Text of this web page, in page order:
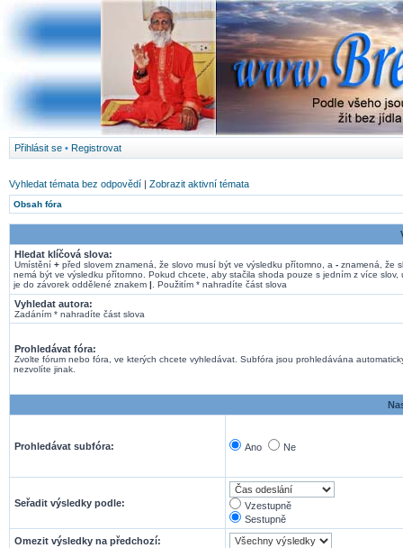
Přihlásit se • Registrovat
Vyhledat témata bez odpovědí | Zobrazit aktivní témata
Obsah fóra
Hledat klíčová slova:
Umístění + před slovem znamená, že slovo musí být ve výsledku přítomno, a - znamená, že
nemá být ve výsledku přítomno. Pokud chcete, aby stačila shoda pouze s jedním z více slov,
je do závorek oddělené znakem | . Použitím * nahradíte část slova
Vyhledat autora:
Zadáním * nahradíte část slova
Prohledávat fóra:
Zvolte fórum nebo fóra, ve kterých chcete vyhledávat. Subfóra jsou prohledávána
nezvolíte jinak.
Prohledávat subfóra: Ano Ne
Seřadit výsledky podle:
Vzestupně
Sestupně
Omezit výsledky na předchozí: